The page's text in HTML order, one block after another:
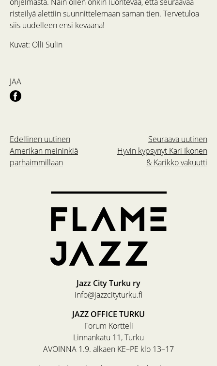
risteilyä alettiin suunnittelemaan saman tien. Tervetuloa
siis uudelleen ensi keväänä!
Kuvat: Olli Sulin
JAA
Seuraava uutinen
Hyvin kypsynyt Kari Ikonen
& Karikko vakuutti
Edellinen uutinen
Amerikan meininkiä
parhaimmillaan
Jazz City Turku ry
info@jazzcityturku.fi
JAZZ OFFICE TURKU
Forum Kortteli
Linnankatu 11, Turku
AVOINNA 1.9. alkaen KE–PE klo 13–17